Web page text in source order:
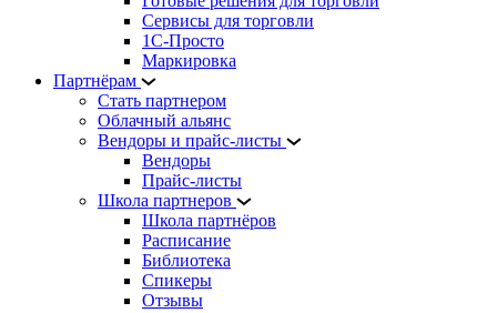
Сервисы для торговли
1С-Просто
Маркировка
Партнёрам
Стать партнером
Облачный альянс
Вендоры и прайс-листы
Вендоры
Прайс-листы
Школа партнеров
Школа партнёров
Расписание
Библиотека
Спикеры
Отзывы